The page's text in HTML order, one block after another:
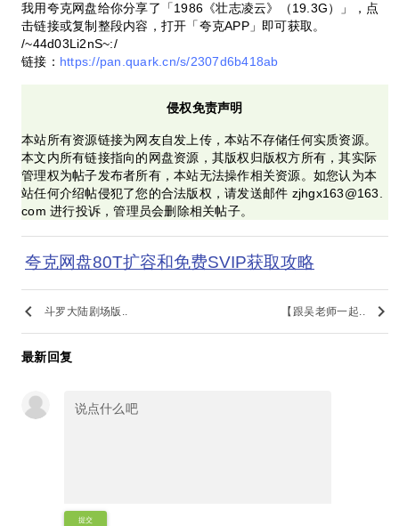
我用夸克网盘给你分享了「1986《壮志凌云》（19.3G）」，点
击链接或复制整段内容，打开「夸克APP」即可获取。
/~44d03Li2nS~:/
链接： https://pan.quark.cn/s/2307d6b418ab
侵权免责声明
本站所有资源链接为网友自发上传，本站不存储任何实质资源。
本文内所有链接指向的网盘资源，其版权归版权方所有，其实际
管理权为帖子发布者所有，本站无法操作相关资源。如您认为本
站任何介绍帖侵犯了您的合法版权，请发送邮件 zjhgx163@163.
com 进行投诉，管理员会删除相关帖子。
夸克网盘80T扩容和免费SVIP获取攻略
keyboard_arrow_left 斗罗大陆剧场版.. 【跟吴老师一起.. keyboard_arrow_right
最新回复
提交